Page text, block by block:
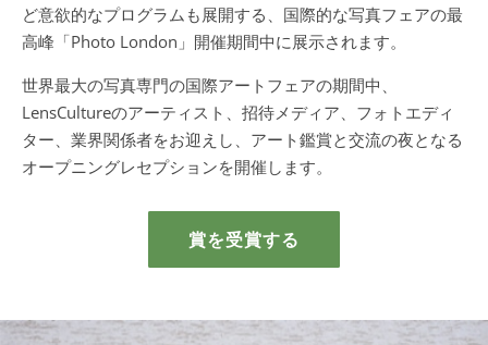
ど意欲的なプログラムも展開する、国際的な写真フェアの最
高峰「Photo London」開催期間中に展示されます。
世界最大の写真専門の国際アートフェアの期間中、
LensCultureのアーティスト、招待メディア、フォトエディ
ター、業界関係者をお迎えし、アート鑑賞と交流の夜となる
オープニングレセプションを開催します。
賞を受賞する